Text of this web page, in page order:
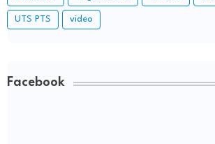
UTS PTS video
Facebook